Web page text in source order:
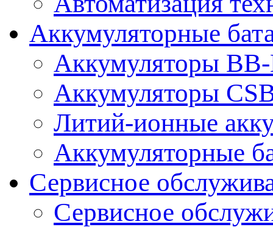
Аккумуляторные
Аккумуляторы
Аккумуляторы
Литий-ионные
Аккумуляторные
Сервисное
Сервисное